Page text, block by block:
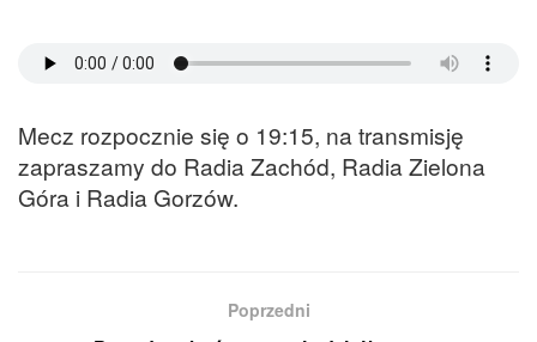
Mecz rozpocznie się o 19:15, na transmisję
zapraszamy do Radia Zachód, Radia Zielona
Góra i Radia Gorzów.
Poprzedni